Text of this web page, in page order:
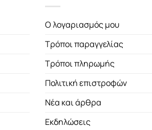
Ο λογαριασμός μου
Τρόποι παραγγελίας
Τρόποι πληρωμής
Πολιτική επιστροφών
Νέα και άρθρα
Εκδηλώσεις